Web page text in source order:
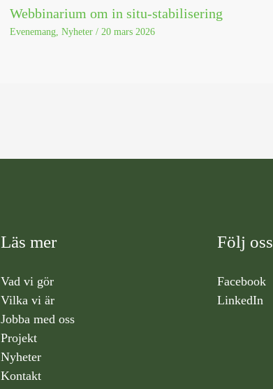
Webbinarium om in situ-stabilisering
Evenemang, Nyheter/ 20 mars 2026
Läs mer
Vad vi gör
Vilka vi är
Jobba med oss
Projekt
Nyheter
Kontakt
Följ oss
Facebook
LinkedIn